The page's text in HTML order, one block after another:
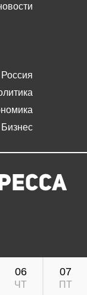
Россия
Бизнес
06
ЧТ
07
ПТ